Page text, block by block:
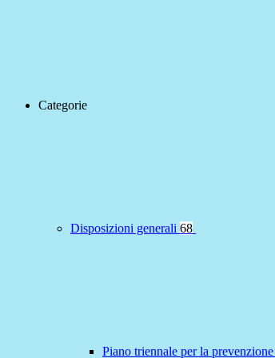
Categorie
Disposizioni generali 68
Piano triennale per la